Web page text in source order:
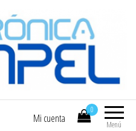
Electrónica COMPEL
Menú
0
Mi cuenta